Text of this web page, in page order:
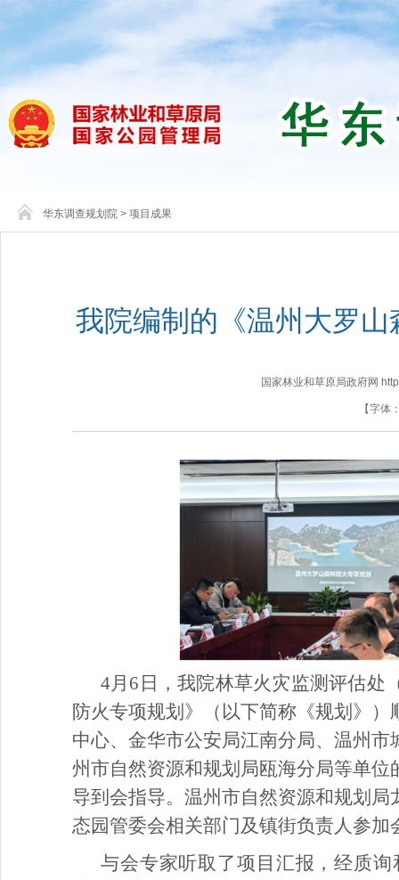
华东调查规划院 > 项目成果
我院编制的《温州大罗
国家林业和草原局政府网
【字体
4月6日，我院林草火灾监测评估处
防火专项规划》（以下简称《规划》
中心、金华市公安局江南分局、温州
州市自然资源和规划局瓯海分局等单
导到会指导。温州市自然资源和规划
态园管委会相关部门及镇街负责人参加
与会专家听取了项目汇报，经质